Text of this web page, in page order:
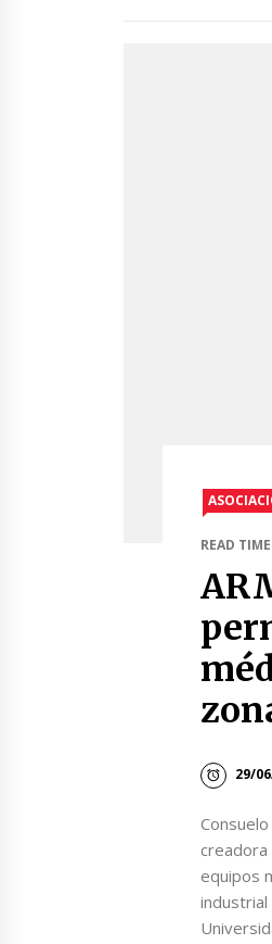
READ
29/
equipos